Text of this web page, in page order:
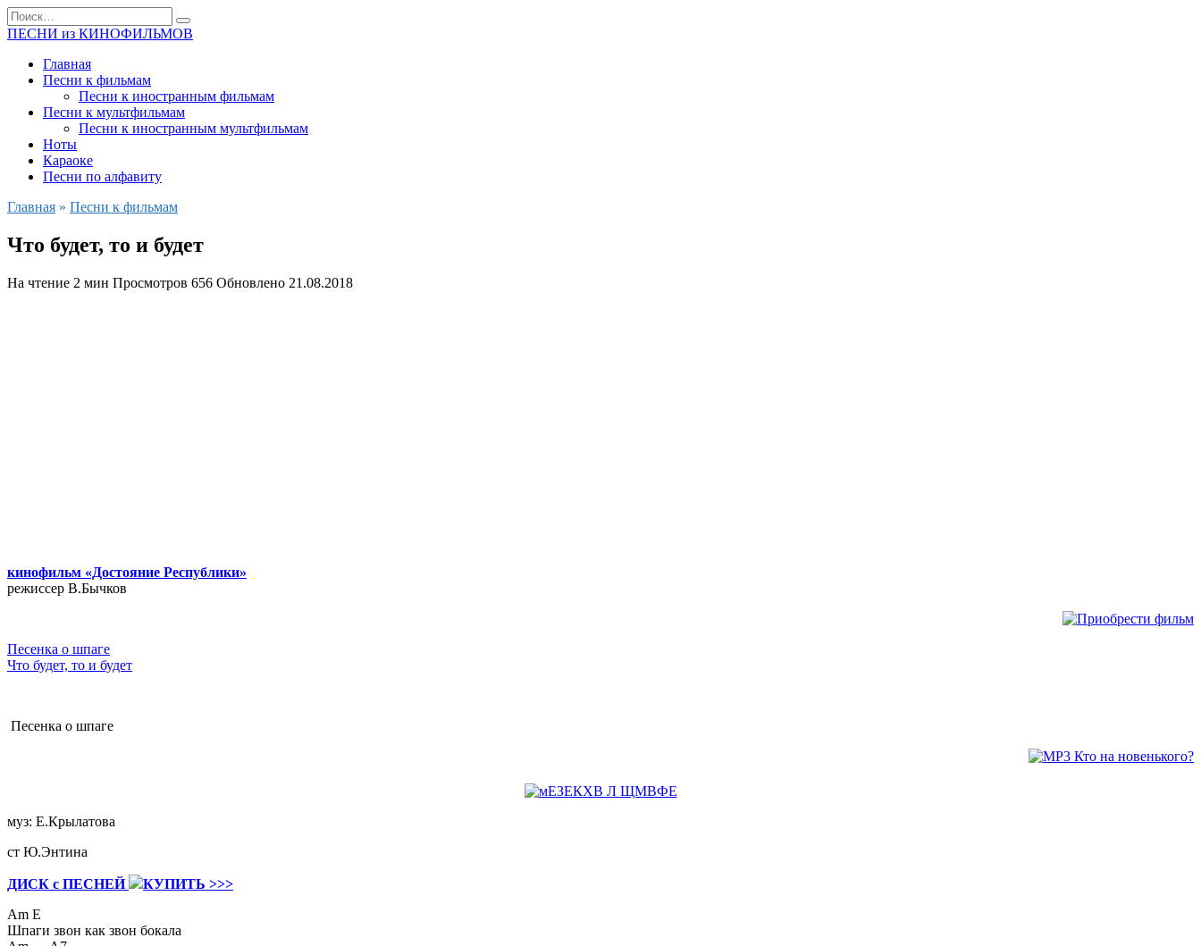
Перейти
к
Search
for:
ПЕСНИ из КИНОФИЛЬМОВ
Главная
Песни к фильмам
Песни к иностранным фильмам
Песни к мультфильмам
Песни к иностранным мультфильмам
Ноты
Караоке
Песни по алфавиту
Главная » Песни к фильмам
Что будет, то и будет
На чтение 2 мин Просмотров 656 Обновлено 21.08.2018
кинофильм «Достояние Республики»
режиссер В.Бычков
Песенка о шпаге
Что будет, то и будет
Песенка о шпаге
муз: Е.Крылатова
ст Ю.Энтина
ДИСК с ПЕСНЕЙ
КУПИТЬ >>>
Am E
Шпаги звон как звон бокала